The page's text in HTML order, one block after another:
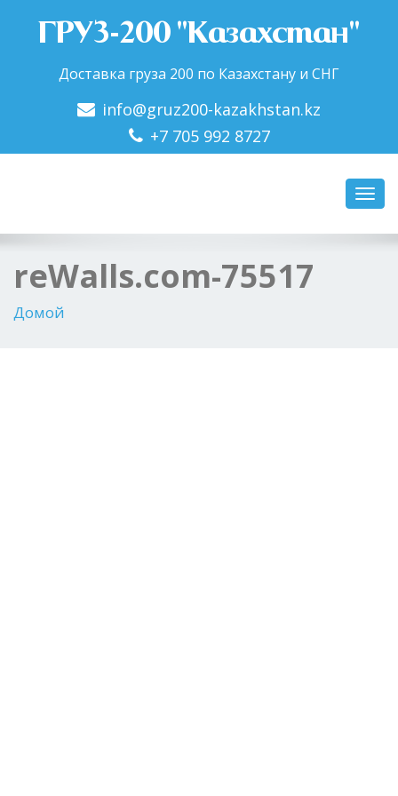
ГРУЗ-200 "Казахстан"
Доставка груза 200 по Казахстану и СНГ
info@gruz200-kazakhstan.kz
+7 705 992 8727
reWalls.com-75517
Домой